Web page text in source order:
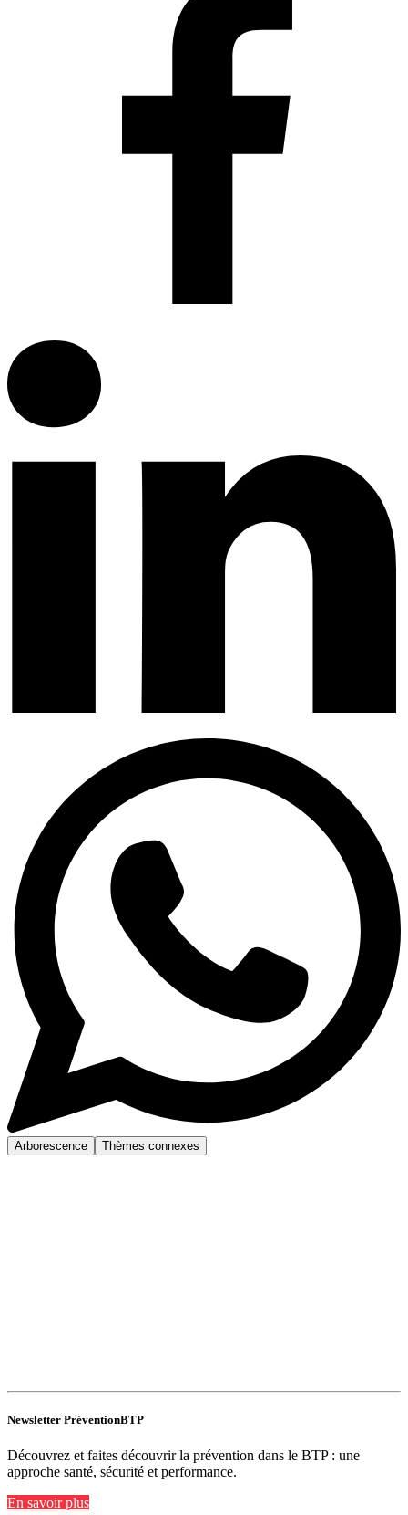
Arborescence Thèmes connexes
Newsletter PréventionBTP
Découvrez et faites découvrir la prévention dans le BTP : une
approche santé, sécurité et performance.
En savoir plus